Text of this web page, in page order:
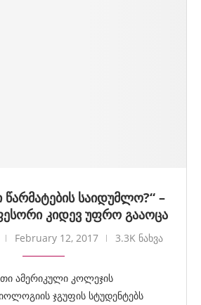
წარმატების საიდუმლო?“ –
კიდევ უფრო გააოცა
February 12, 2017 3.3K ნახვა
ამერიკული კოლეჯის
ჯგუფის სტუდენტებს